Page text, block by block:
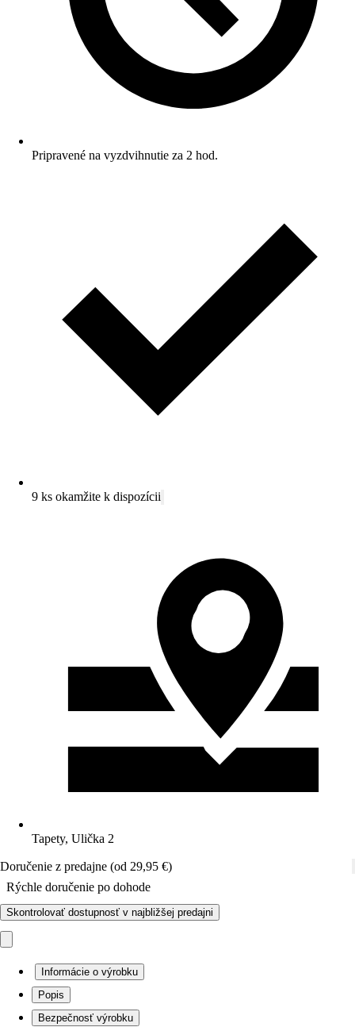
Pripravené na vyzdvihnutie za 2 hod.
9 ks okamžite k dispozícii
Tapety, Ulička 2
Doručenie z predajne (od 29,95 €)
Rýchle doručenie po dohode
Skontrolovať dostupnosť v najbližšej predajni
Informácie o výrobku
Popis
Bezpečnosť výrobku